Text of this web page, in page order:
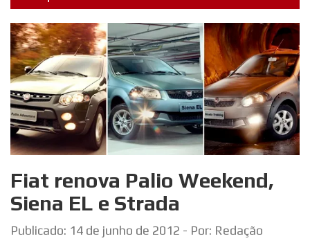
Fiat renova Palio Weekend,
Siena EL e Strada
Publicado: 14 de junho de 2012 - Por: Redação